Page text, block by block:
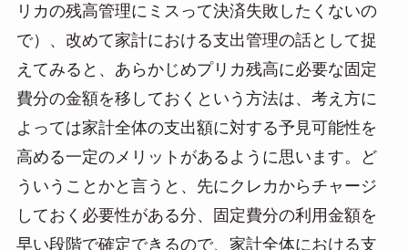
リカの残高管理にミスって決済失敗したくないの
で）、改めて家計における支出管理の話として捉
えてみると、あらかじめプリカ残高に必要な固定
費分の金額を移しておくという方法は、考え方に
よっては家計全体の支出額に対する予見可能性を
高める一定のメリットがあるように思います。ど
ういうことかと言うと、先にクレカからチャージ
しておく必要性がある分、固定費分の利用金額を
早い段階で確定できるので、家計全体における支